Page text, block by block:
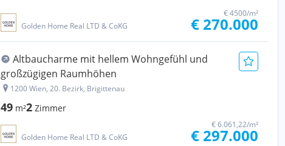
Golden Home Real LTD & CoKG
€ 4500/m²
€ 270.000
Altbaucharme mit hellem Wohngefühl und
großzügigen Raumhöhen
1200 Wien, 20. Bezirk, Brigittenau
49 m²2 Zimmer
Golden Home Real LTD & CoKG
€ 6.061,22/m²
€ 297.000